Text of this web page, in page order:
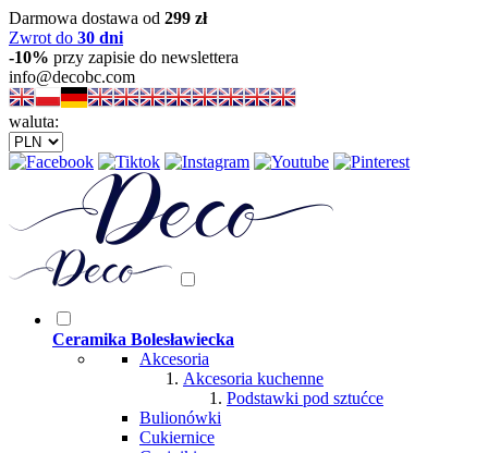
Darmowa dostawa od 299 zł
Zwrot do 30 dni
-10% przy zapisie do newslettera
info@decobc.com
waluta:
Ceramika Bolesławiecka
Akcesoria
Akcesoria kuchenne
Podstawki pod sztućce
Bulionówki
Cukiernice